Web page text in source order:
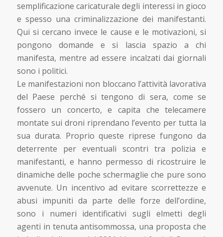
semplificazione caricaturale degli interessi in gioco
e spesso una criminalizzazione dei manifestanti.
Qui si cercano invece le cause e le motivazioni, si
pongono domande e si lascia spazio a chi
manifesta, mentre ad essere incalzati dai giornali
sono i politici.
Le manifestazioni non bloccano l’attività lavorativa
del Paese perché si tengono di sera, come se
fossero un concerto, e capita che telecamere
montate sui droni riprendano l’evento per tutta la
sua durata. Proprio queste riprese fungono da
deterrente per eventuali scontri tra polizia e
manifestanti, e hanno permesso di ricostruire le
dinamiche delle poche schermaglie che pure sono
avvenute. Un incentivo ad evitare scorrettezze e
abusi impuniti da parte delle forze dell’ordine,
sono i numeri identificativi sugli elmetti degli
agenti in tenuta antisommossa, una proposta che